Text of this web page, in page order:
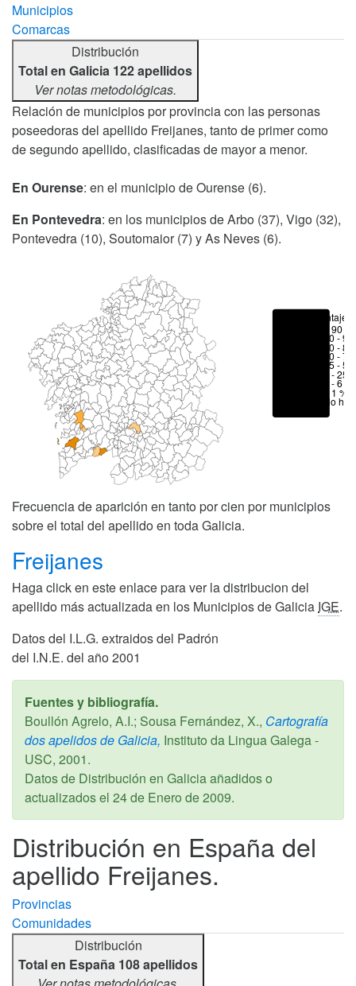
Municipios
Comarcas
Distribución
Total en Galicia 122 apellidos
Ver notas metodológicas.
Relación de municipios por provincia con las personas
poseedoras del apellido Freijanes, tanto de primer como
de segundo apellido, clasificadas de mayor a menor.
En Ourense: en el municipio de Ourense (6).
En Pontevedra: en los municipios de Arbo (37), Vigo (32),
Pontevedra (10), Soutomaior (7) y As Neves (6).
Porcentajes
> 90 %
80 -
70 -
50 -
25 -
6 - 25
1 - 6 %
< 1 %
No hay
Frecuencia de aparición en tanto por cien por municipios
sobre el total del apellido en toda Galicia.
Freijanes
Haga click en este enlace para ver la distribucion del
apellido más actualizada en los Municipios de Galicia IGE.
Datos del I.L.G. extraidos del Padrón
del I.N.E. del año 2001
Fuentes y bibliografía.
Boullón Agrelo, A.I.; Sousa Fernández, X., Cartografía
dos apelidos de Galicia, Instituto da Lingua Galega -
USC, 2001.
Datos de Distribución en Galicia añadidos o
actualizados el 24 de Enero de 2009.
Distribución en España del
apellido Freijanes.
Provincias
Comunidades
Distribución
Total en España 108 apellidos